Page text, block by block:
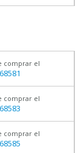
comprar el
68581
comprar el
68583
comprar el
68585